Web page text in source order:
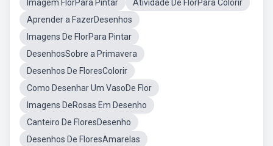
Imagem FlorPara Pintar
Atividade De FlorPara Colorir
Aprender a FazerDesenhos
Imagens De FlorPara Pintar
DesenhosSobre a Primavera
Desenhos De FloresColorir
Como Desenhar Um VasoDe Flor
Imagens DeRosas Em Desenho
Canteiro De FloresDesenho
Desenhos De FloresAmarelas